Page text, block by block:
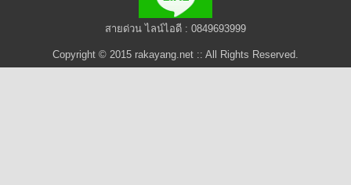
สายด่วน ไลน์ไอดี : 0849693999
Copyright © 2015 rakayang.net :: All Rights Reserved.